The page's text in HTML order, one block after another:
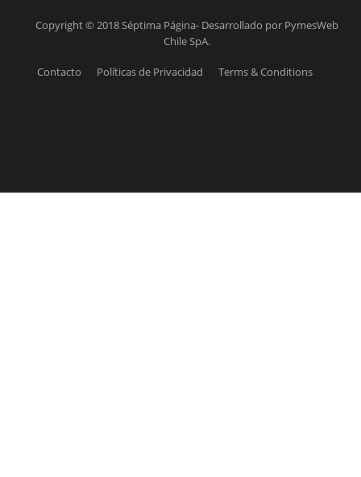
Copyright © 2018 Séptima Página- Desarrollado por PymesWeb
Chile SpA.
Contacto Políticas de Privacidad Terms & Conditions